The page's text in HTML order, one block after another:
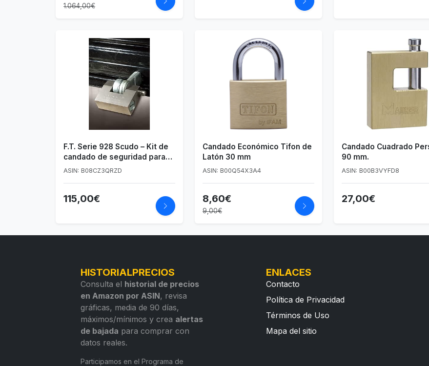
1.064,00€
F.T. Serie 928 Scudo – Kit de
candado de seguridad para
persianas enrollables con
ASIN: B08CZ3QRZD
115,00€
Candado Económico Tifon de
Latón 30 mm
ASIN: B00Q54X3A4
8,60€
9,00€
Candado Cuadrado
90 mm.
ASIN: B00B3VYFD8
27,00€
HISTORIALPRECIOS
Consulta el historial de precios
en Amazon por ASIN, revisa
gráficas, media de 90 días,
máximos/mínimos y crea alertas
de bajada para comprar con
datos reales.
Participamos en el Programa de
ENLACES
Contacto
Política de Privacidad
Términos de Uso
Mapa del sitio